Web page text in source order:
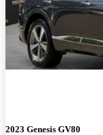
2023 Genesis GV80